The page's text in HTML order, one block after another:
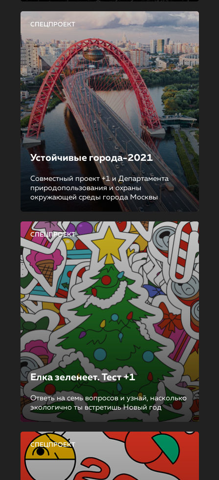
СПЕЦПРОЕКТ
Устойчивые города-2021
Совместный проект +1 и Департамента
природопользования и охраны
окружающей среды города Москвы
СПЕЦПРОЕКТ
Елка зеленеет. Тест +1
Ответь на семь вопросов и узнай, насколько
экологично ты встретишь Новый год
СПЕЦПРОЕКТ